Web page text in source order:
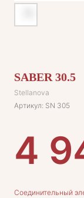
SABER 30.5
Stellanova
Артикул: SN 305
4
Соединительный